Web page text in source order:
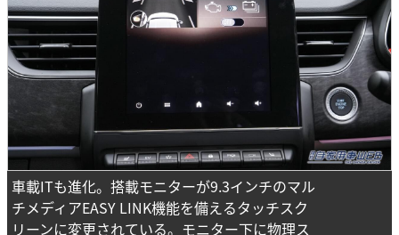
車載ITも進化。搭載モニターが9.3インチのマル
チメディアEASY LINK機能を備えるタッチスク
リーンに変更されている。モニター下に物理ス